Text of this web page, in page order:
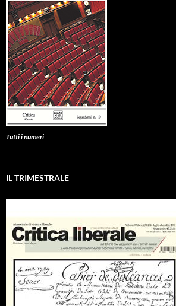
Tutti i numeri
IL TRIMESTRALE